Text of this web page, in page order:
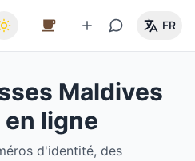
FR
Maldives
ligne
d'identité, des